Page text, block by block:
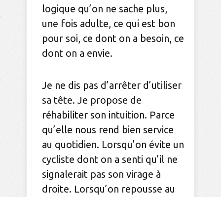
logique qu’on ne sache plus,
une fois adulte, ce qui est bon
pour soi, ce dont on a besoin, ce
dont on a envie.
Je ne dis pas d’arrêter d’utiliser
sa tête. Je propose de
réhabiliter son intuition. Parce
qu’elle nous rend bien service
au quotidien. Lorsqu’on évite un
cycliste dont on a senti qu’il ne
signalerait pas son virage à
droite. Lorsqu’on repousse au